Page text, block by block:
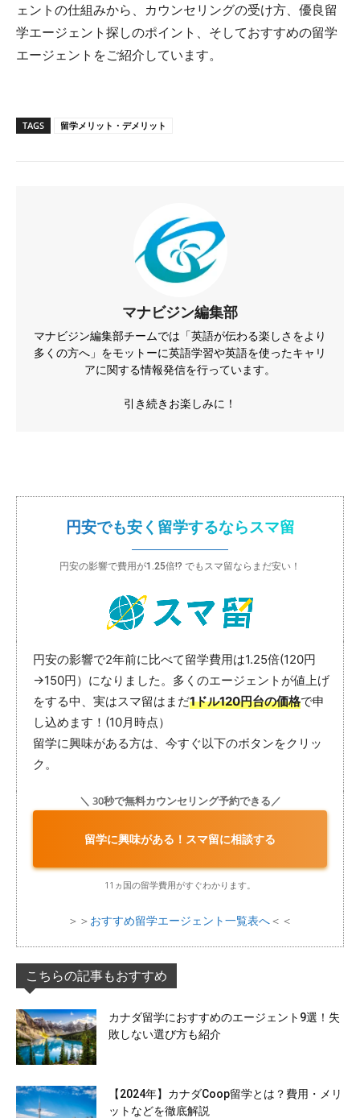
ェントの仕組みから、カウンセリングの受け方、優良留
学エージェント探しのポイント、そしておすすめの留学
エージェントをご紹介しています。
TAGS 留学メリット・デメリット
マナビジン編集部
マナビジン編集部チームでは「英語が伝わる楽しさをより
多くの方へ」をモットーに英語学習や英語を使ったキャリ
アに関する情報発信を行っています。
引き続きお楽しみに！
円安でも安く留学するならスマ留
円安の影響で費用が1.25倍!? でもスマ留ならまだ安い！
円安の影響で2年前に比べて留学費用は1.25倍(120円
→150円）になりました。多くのエージェントが値上げ
をする中、実はスマ留はまだ1ドル120円台の価格で申
し込めます！(10月時点）
留学に興味がある方は、今すぐ以下のボタンをクリッ
ク。
＼ 30秒で無料カウンセリング予約できる／
留学に興味がある！スマ留に相談する
11ヵ国の留学費用がすぐわかります。
＞＞ おすすめ留学エージェント一覧表へ ＜＜
こちらの記事もおすすめ
カナダ留学におすすめのエージェント9選！失
敗しない選び方も紹介
【2024年】カナダCoop留学とは？費用・メリ
ットなどを徹底解説